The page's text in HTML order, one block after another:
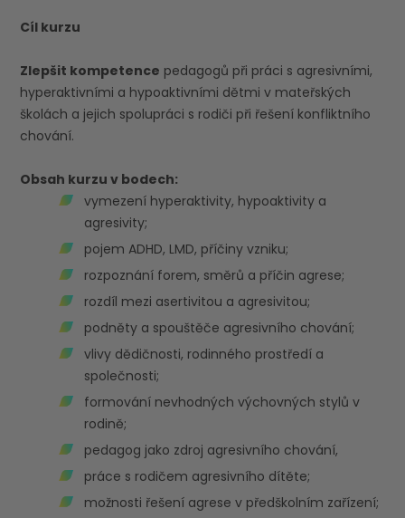
Cíl kurzu
Zlepšit kompetence pedagogů při práci s agresivními,
hyperaktivními a hypoaktivními dětmi v mateřských
školách a jejich spolupráci s rodiči při řešení konfliktního
chování.
Obsah kurzu v bodech:
vymezení hyperaktivity, hypoaktivity a
agresivity;
pojem ADHD, LMD, příčiny vzniku;
rozpoznání forem, směrů a příčin agrese;
rozdíl mezi asertivitou a agresivitou;
podněty a spouštěče agresivního chování;
vlivy dědičnosti, rodinného prostředí a
společnosti;
formování nevhodných výchovných stylů v
rodině;
pedagog jako zdroj agresivního chování,
práce s rodičem agresivního dítěte;
možnosti řešení agrese v předškolním zařízení;